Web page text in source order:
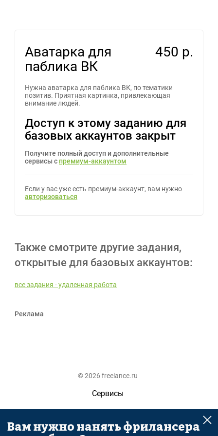
Аватарка для
паблика ВК
450 р.
Нужна аватарка для паблика ВК, по тематики
позитив. Приятная картинка, привлекающая
внимание людей.
Доступ к этому заданию для
базовых аккаунтов закрыт
Получите полный доступ и дополнительные
сервисы с премиум-аккаунтом
Если у вас уже есть премиум-аккаунт, вам нужно
авторизоваться
Также смотрите другие задания,
открытые для базовых аккаунтов:
все задания - удаленная работа
Реклама
© 2026 freelance.ru
Сервисы
Помощь
Поиск
Вам нужно нанять фрилансера